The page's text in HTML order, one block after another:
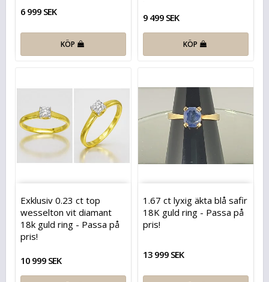
6 999 SEK
KÖP
9 499 SEK
KÖP
Exklusiv 0.23 ct top
wesselton vit diamant
18k guld ring - Passa på
pris!
10 999 SEK
1.67 ct lyxig äkta blå safir
18K guld ring - Passa på
pris!
13 999 SEK